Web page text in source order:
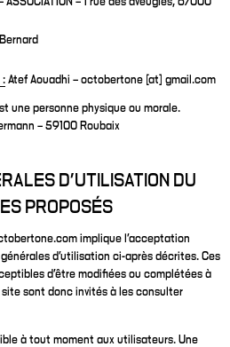
: Atef Aouadhi – octobertone [at] gmail.com
une personne physique ou morale.
– 59100 Roubaix
D’UTILISATION DU
PROPOSÉS
implique l’acceptation
d’utilisation ci-après décrites. Ces
d’être modifiées ou complétées à
sont donc invités à les consulter
à tout moment aux utilisateurs. Une